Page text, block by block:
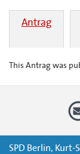
Antrag
This Antrag was
SPD Berlin, Kurt-